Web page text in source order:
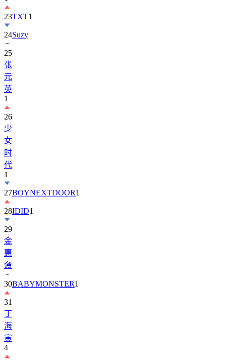
23TXT1
24Suzy
25
张
元
英
1
26
少
女
时
代
1
27BOYNEXTDOOR1
28IDID1
29
金
惠
奫
30BABYMONSTER1
31
丁
海
寅
4